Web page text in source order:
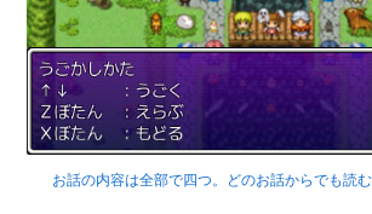
お話の内容は全部で四つ。どのお話からでも読む